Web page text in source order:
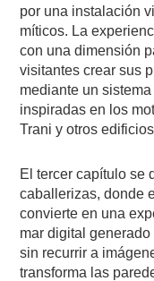
por una instalación
míticos. La
con una dimensión
visitantes crear sus
mediante un
inspiradas en los
Trani y otros
El tercer capítulo se
caballerizas, donde
convierte en una
mar digital
sin recurrir a
transforma las